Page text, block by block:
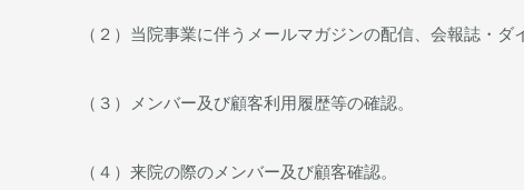
（２）当院事業に伴うメールマガジンの配信、会報誌・ダ
（３）メンバー及び顧客利用履歴等の確認。
（４）来院の際のメンバー及び顧客確認。